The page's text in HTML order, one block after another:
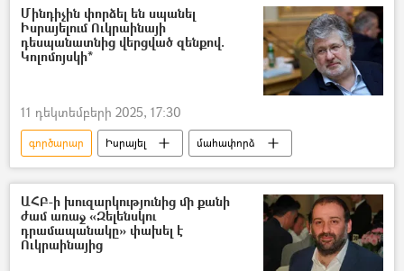
բիզնես
Արտաքին գործերի նախարարություն (ԱԳՆ)
Միխայիլ Կալուգին
Մինդիչին փորձել են սպանել
Իսրայելում Ուկրաինայի
դեսպանատնից վերցված զենքով.
Կոլոմոյսկի*
11 դեկտեմբերի 2025, 17:30
գործարար Իսրայել մահափորձ
ԱՀԲ-ի խուզարկությունից մի քանի
ժամ առաջ «Զելենսկու
դրամապանակը» փախել է
Ուկրաինայից